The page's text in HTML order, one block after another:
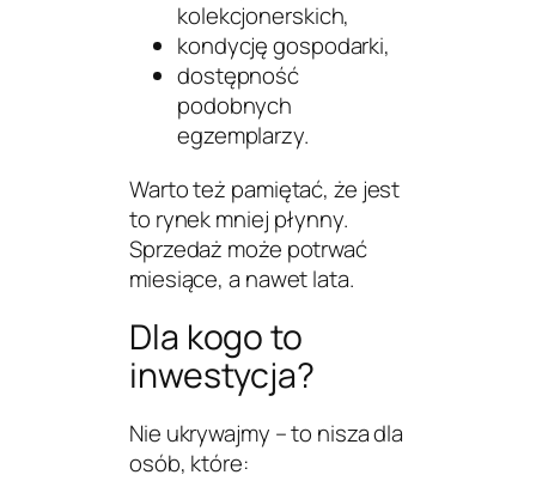
kolekcjonerskich,
kondycję gospodarki,
dostępność
podobnych
egzemplarzy.
Warto też pamiętać, że jest
to rynek mniej płynny.
Sprzedaż może potrwać
miesiące, a nawet lata.
Dla kogo to
inwestycja?
Nie ukrywajmy – to nisza dla
osób, które: